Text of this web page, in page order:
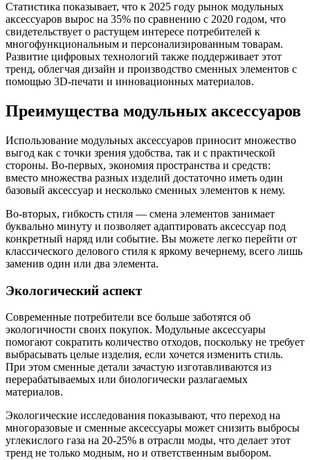
Статистика показывает, что к 2025 году рынок модульных
аксессуаров вырос на 35% по сравнению с 2020 годом, что
свидетельствует о растущем интересе потребителей к
многофункциональным и персонализированным товарам.
Развитие цифровых технологий также поддерживает этот
тренд, облегчая дизайн и производство сменных элементов с
помощью 3D-печати и инновационных материалов.
Преимущества модульных аксессуаров
Использование модульных аксессуаров приносит множество
выгод как с точки зрения удобства, так и с практической
стороны. Во-первых, экономия пространства и средств:
вместо множества разных изделий достаточно иметь один
базовый аксессуар и несколько сменных элементов к нему.
Во-вторых, гибкость стиля — смена элементов занимает
буквально минуту и позволяет адаптировать аксессуар под
конкретный наряд или событие. Вы можете легко перейти от
классического делового стиля к яркому вечернему, всего лишь
заменив один или два элемента.
Экологический аспект
Современные потребители все больше заботятся об
экологичности своих покупок. Модульные аксессуары
помогают сократить количество отходов, поскольку не требует
выбрасывать целые изделия, если хочется изменить стиль.
При этом сменные детали зачастую изготавливаются из
перерабатываемых или биологически разлагаемых
материалов.
Экологические исследования показывают, что переход на
многоразовые и сменные аксессуары может снизить выбросы
углекислого газа на 20-25% в отрасли моды, что делает этот
тренд не только модным, но и ответственным выбором.